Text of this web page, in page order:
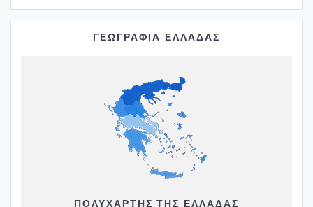
ΓΕΩΓΡΑΦΙΑ ΕΛΛΑΔΑΣ
ΠΟΛΥΧΆΡΤΗΣ ΤΗΣ ΕΛΛΆΔΑΣ